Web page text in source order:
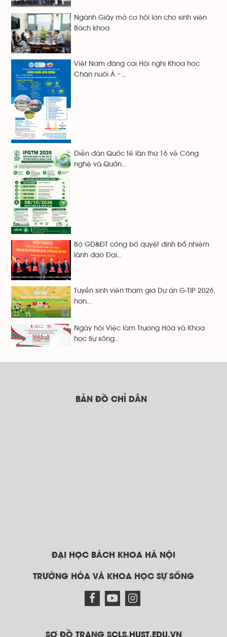
Ngành Giấy mở cơ hội lớn cho sinh viên
Bách khoa
Việt Nam đăng cai Hội nghị Khoa học
Chăn nuôi Á –...
Diễn đàn Quốc tế lần thứ 16 về Công
nghệ và Quản...
Bộ GD&ĐT công bố quyết định bổ nhiệm
lãnh đạo Đại...
Tuyển sinh viên tham gia Dự án G-TIP 2026,
hạn...
Ngày hội Việc làm Trường Hóa và Khoa
học Sự sống...
BẢN ĐỒ CHỈ DẪN
ĐẠI HỌC BÁCH KHOA HÀ NỘI
TRƯỜNG HÓA VÀ KHOA HỌC SỰ SỐNG
SƠ ĐỒ TRANG SCLS.HUST.EDU.VN